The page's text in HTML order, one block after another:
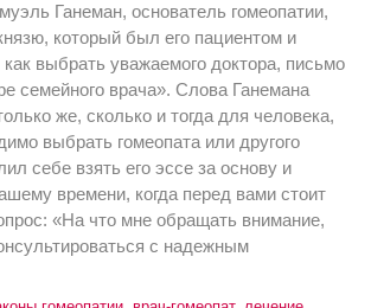
Ганеман, основатель гомеопатии,
который был его пациентом и
как выбрать уважаемого доктора, письмо
семейного врача». Слова Ганемана
же, сколько и тогда для человека,
выбрать гомеопата или другого
себе взять его эссе за основу и
времени, когда перед вами стоит
«На что мне обращать внимание,
с надежным